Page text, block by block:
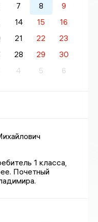
7 8
9
14 15
16
21 22
23
28 29
30
4 5 6
1 класса,
Почетный